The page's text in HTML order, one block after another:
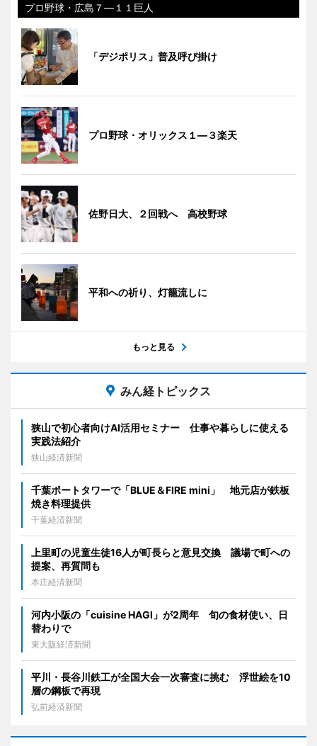
プロ野球・広島７―１１巨人
「デジポリス」普及呼び掛け
プロ野球・オリックス１―３楽天
佐野日大、２回戦へ 高校野球
平和への祈り、灯籠流しに
もっと見る
みん経トピックス
狭山で初心者向けAI活用セミナー 仕事や暮らしに使える
実践法紹介
狭山経済新聞
千葉ポートタワーで「BLUE＆FIRE mini」 地元店が鉄板
焼き料理提供
千葉経済新聞
上里町の児童生徒16人が町長らと意見交換 議場で町への
提案、再質問も
本庄経済新聞
河内小阪の「cuisine HAGI」が2周年 旬の食材使い、日
替わりで
東大阪経済新聞
平川・長谷川鉄工が全国大会一次審査に挑む 浮世絵を10
層の鋼板で再現
弘前経済新聞